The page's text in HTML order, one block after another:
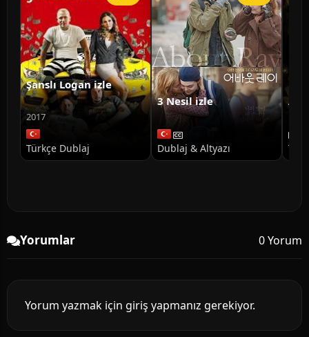
Şanslı Logan izle
2017
Türkçe Dublaj
3 Nesil izle
Dublaj & Altyazı
Yorumlar 0 Yorum
Yorum yazmak için giriş yapmanız gerekiyor.